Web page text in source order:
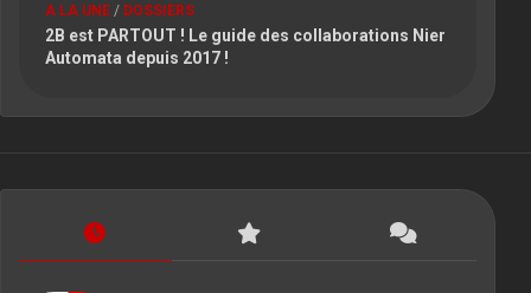
A LA UNE / DOSSIERS
2B est PARTOUT ! Le guide des collaborations Nier
Automata depuis 2017 !